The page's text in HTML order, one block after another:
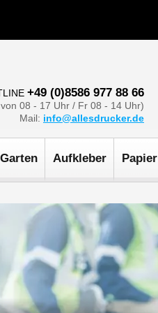
+49 (0)8586 977 88 66
08 - 17 Uhr / Fr 08 - 14 Uhr)
Mail: info@allesdrucker.de
Aufkleber Papier